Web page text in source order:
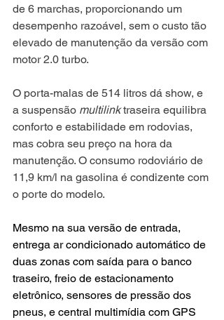
de 6 marchas, proporcionando um
desempenho razoável, sem o custo tão
elevado de manutenção da versão com
motor 2.0 turbo.
O porta-malas de 514 litros dá show, e
a suspensão multilink traseira equilibra
conforto e estabilidade em rodovias,
mas cobra seu preço na hora da
manutenção. O consumo rodoviário de
11,9 km/l na gasolina é condizente com
o porte do modelo.
Mesmo na sua versão de entrada,
entrega ar condicionado automático de
duas zonas com saída para o banco
traseiro, freio de estacionamento
eletrônico, sensores de pressão dos
pneus, e central multimídia com GPS